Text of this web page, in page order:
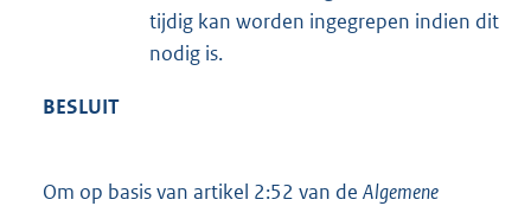
tijdig kan worden ingegrepen indien dit
nodig is.
BESLUIT
Om op basis van artikel 2:52 van de Algemene